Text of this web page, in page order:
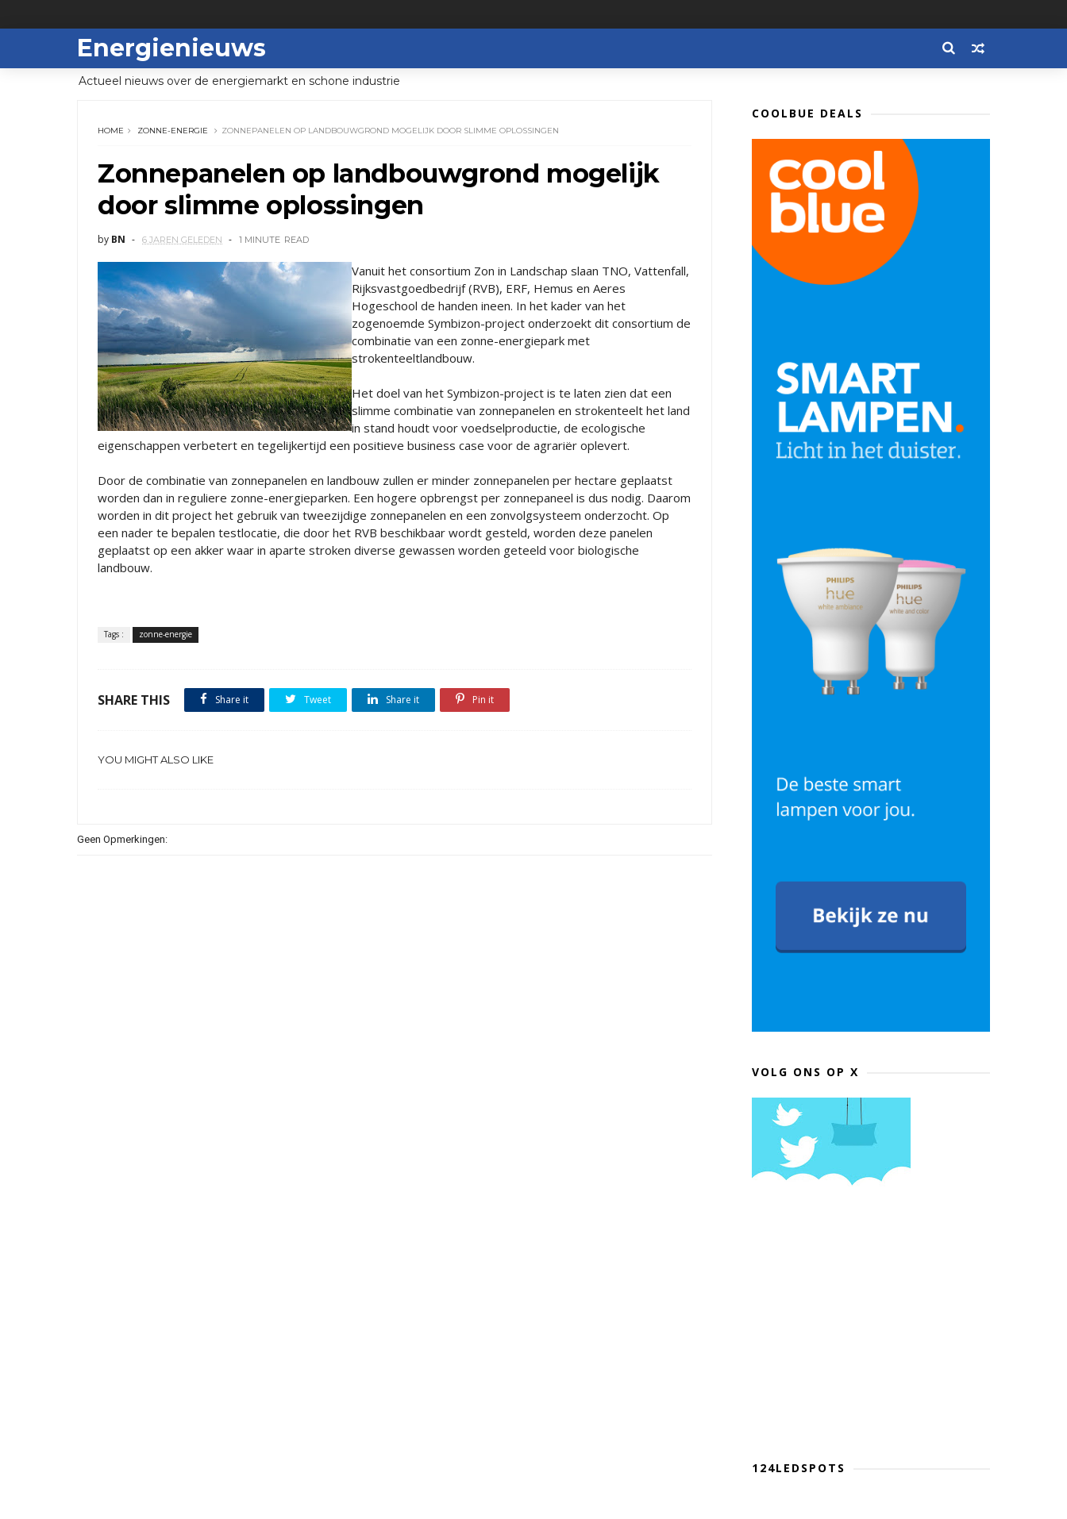
Energienieuws
Actueel nieuws over de energiemarkt en schone industrie
HOME ZONNE-ENERGIE ZONNEPANELEN OP LANDBOUWGROND MOGELIJK DOOR SLIMME OPLOSSINGEN
Zonnepanelen op landbouwgrond mogelijk
door slimme oplossingen
by BN 6 JAREN GELEDEN 1 MINUTE READ
Vanuit het consortium Zon in Landschap slaan TNO, Vattenfall,
Rijksvastgoedbedrijf (RVB), ERF, Hemus en Aeres
Hogeschool de handen ineen. In het kader van het
zogenoemde Symbizon-project onderzoekt dit consortium de
combinatie van een zonne-energiepark met
strokenteeltlandbouw.
Het doel van het Symbizon-project is te laten zien dat een
slimme combinatie van zonnepanelen en strokenteelt het land
in stand houdt voor voedselproductie, de ecologische
eigenschappen verbetert en tegelijkertijd een positieve business case voor de agrariër oplevert.
Door de combinatie van zonnepanelen en landbouw zullen er minder zonnepanelen per hectare geplaatst
worden dan in reguliere zonne-energieparken. Een hogere opbrengst per zonnepaneel is dus nodig. Daarom
worden in dit project het gebruik van tweezijdige zonnepanelen en een zonvolgsysteem onderzocht. Op
een nader te bepalen testlocatie, die door het RVB beschikbaar wordt gesteld, worden deze panelen
geplaatst op een akker waar in aparte stroken diverse gewassen worden geteeld voor biologische
landbouw.
Tags : zonne-energie
SHARE THIS Share it Tweet Share it Pin it
YOU MIGHT ALSO LIKE
Geen Opmerkingen:
COOLBUE DEALS
VOLG ONS OP X
124LEDSPOTS